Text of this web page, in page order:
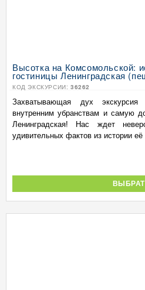
Высотка на Комсомольской:
гостиницы Ленинградская
КОД ЭКСКУРСИИ: 36262
Захватывающая дух
внутренним убранствам и самую
Ленинградская! Нас ждет
удивительных фактов из истории её